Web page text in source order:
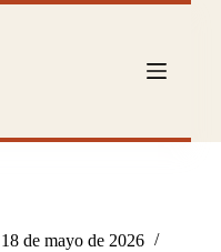
18 de mayo de 2026